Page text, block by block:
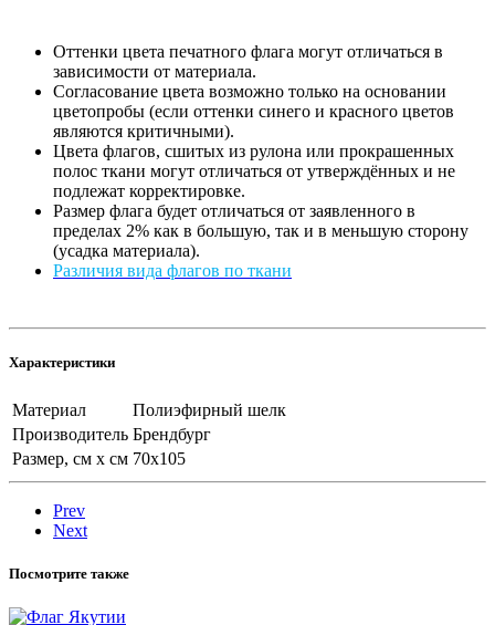
Оттенки цвета печатного флага могут отличаться в
зависимости от материала.
Согласование цвета возможно только на основании
цветопробы (если оттенки синего и красного цветов
являются критичными).
Цвета флагов, сшитых из рулона или прокрашенных
полос ткани могут отличаться от утверждённых и не
подлежат корректировке.
Размер флага будет отличаться от заявленного в
пределах 2% как в большую, так и в меньшую сторону
(усадка материала).
Различия вида флагов по ткани
Характеристики
Материал
Полиэфирный шелк
Производитель Брендбург
Размер, см х см 70х105
Prev
Next
Посмотрите также